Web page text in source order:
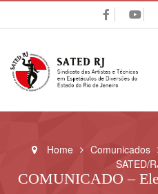
Home Comunicados
SATED/
COMUNICADO –